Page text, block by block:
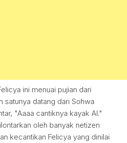
ini menuai pujian dari
satunya datang dari Sohwa
"Aaaa cantiknya kayak AI."
oleh banyak netizen
kecantikan Felicya yang dinilai